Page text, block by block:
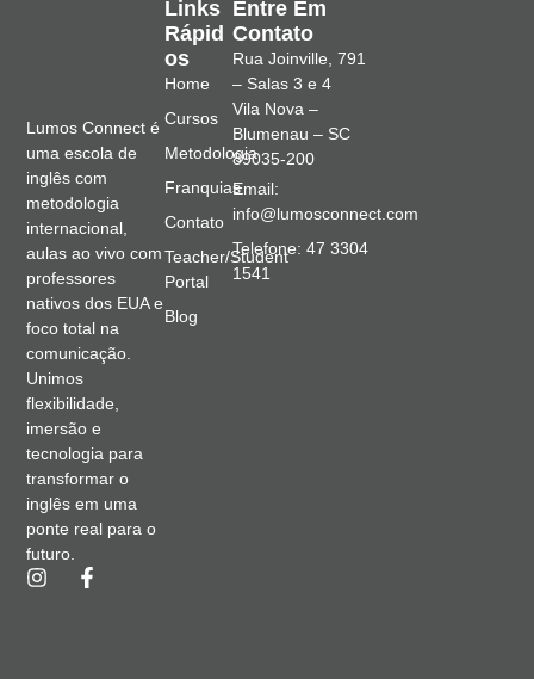
Lumos Connect é
uma escola de
inglês com
metodologia
internacional,
aulas ao vivo com
professores
nativos dos EUA e
foco total na
comunicação.
Unimos
flexibilidade,
imersão e
tecnologia para
transformar o
inglês em uma
ponte real para o
futuro.
Links
Rápid
Os
Home
Cursos
Metodologia
Franquias
Contato
Teacher/Student
Portal
Blog
Entre Em
Contato
Rua Joinville, 791
– Salas 3 e 4
Vila Nova –
Blumenau – SC
89035-200
Email:
info@lumosconnect.com
Telefone: 47 3304
1541